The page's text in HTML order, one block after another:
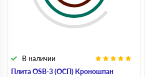
Плита OSB-3 (ОСП) Кроношпан
В наличии